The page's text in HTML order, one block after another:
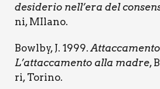
desi­de­rio nell’era del
ni, MIla­no.
Bowl­by, J. 1999.
L’attaccamento alla madre,
ri, Tori­no.